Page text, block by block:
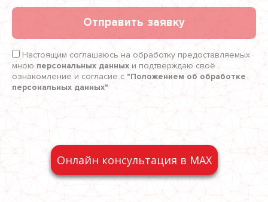
Отправить заявку
Настоящим соглашаюсь на обработку предоставляемых
мною персональных данных и подтверждаю своё
ознакомление и согласие с "Положением об обработке
персональных данных"
Онлайн консультация в MAX